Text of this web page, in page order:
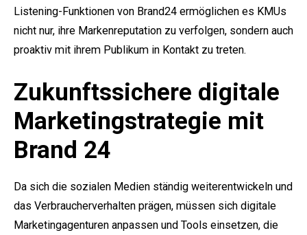
Listening-Funktionen von Brand24 ermöglichen es KMUs
nicht nur, ihre Markenreputation zu verfolgen, sondern auch
proaktiv mit ihrem Publikum in Kontakt zu treten.
Zukunftssichere digitale
Marketingstrategie mit
Brand 24
Da sich die sozialen Medien ständig weiterentwickeln und
das Verbraucherverhalten prägen, müssen sich digitale
Marketingagenturen anpassen und Tools einsetzen, die